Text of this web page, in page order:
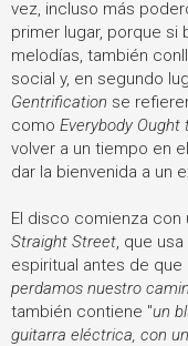
vez, incluso más
primer lugar, porque si
melodías, también
social y, en segundo
Gentrification se
como Everybody
volver a un tiempo en
dar la bienvenida a un
El disco comienza con
Straight Street , que
espiritual antes de
perdamos nuestro
también contiene "un
guitarra eléctrica, con